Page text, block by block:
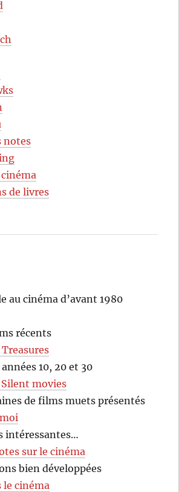
notes
de livres
au cinéma d’avant 1980
récents
10, 20 et 30
movies
de films muets présentés
intéressantes…
sur le cinéma
bien développées
cinéma